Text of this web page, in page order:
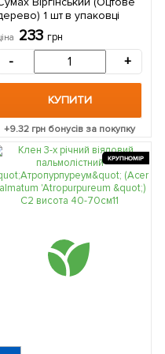
дерево) 1 шт в упаковці
233 грн
- +
КУПИТИ
+9.32 грн бонусів за покупку
КРУПНОМІР